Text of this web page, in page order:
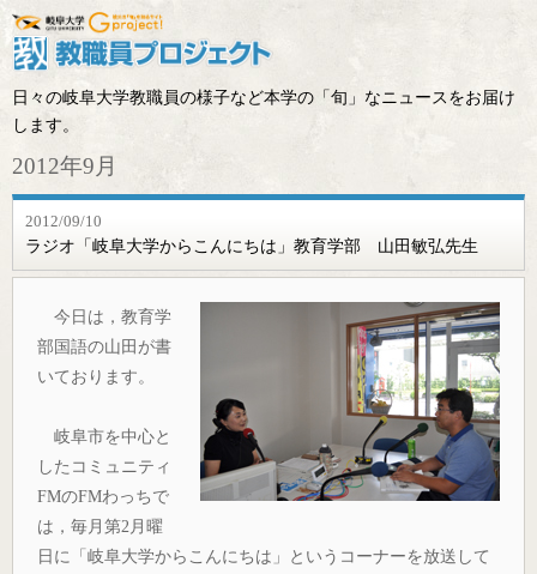
日々の岐阜大学教職員の様子など本学の「旬」なニュースをお届け
します。
2012年9月
2012/09/10
ラジオ「岐阜大学からこんにちは」教育学部 山田敏弘先生
今日は，教育学
部国語の山田が書
いております。
岐阜市を中心と
したコミュニティ
FMのFMわっちで
は，毎月第2月曜
日に「岐阜大学からこんにちは」というコーナーを放送して